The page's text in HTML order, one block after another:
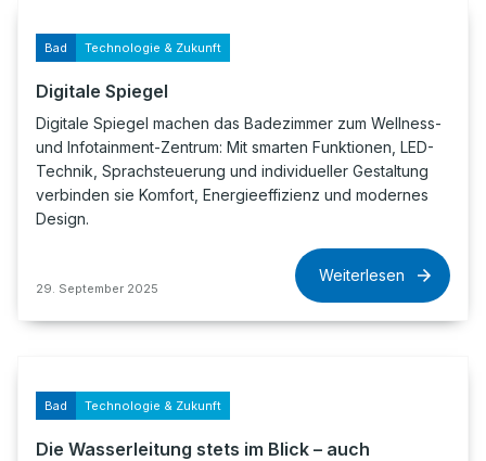
Bad Technologie & Zukunft
Digitale Spiegel
Digitale Spiegel machen das Badezimmer zum Wellness-
und Infotainment-Zentrum: Mit smarten Funktionen, LED-
Technik, Sprachsteuerung und individueller Gestaltung
verbinden sie Komfort, Energieeffizienz und modernes
Design.
29. September 2025
Weiterlesen
Bad Technologie & Zukunft
Die Wasserleitung stets im Blick – auch